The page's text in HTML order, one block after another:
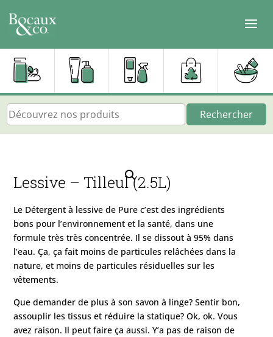
Rechercher
Lessive – Tilleul (2.5L)
Le Détergent à lessive de Pure c’est des ingrédients
bons pour l’environnement et la santé, dans une
formule très très concentrée. Il se dissout à 95% dans
l’eau. Ça, ça fait moins de particules relâchées dans la
nature, et moins de particules résiduelles sur les
vêtements.
Que demander de plus à son savon à linge? Sentir bon,
assouplir les tissus et réduire la statique? Ok, ok. Vous
avez raison. Il peut faire ça aussi. Y’a pas de raison de